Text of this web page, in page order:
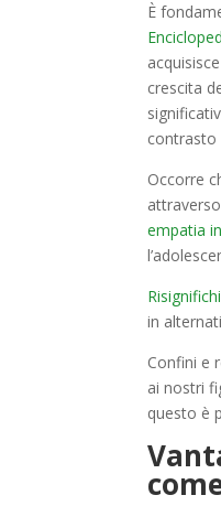
È
crescita
contrasto
Occorre
empatia
in
Confini e
ai nostri
questo è